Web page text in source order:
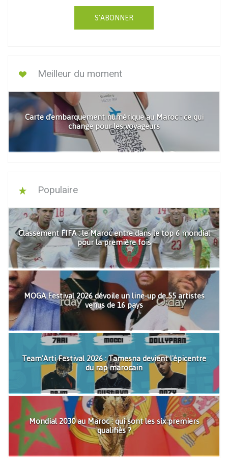
S'ABONNER
Meilleur du moment
Carte d'embarquement numérique au Maroc : ce qui
change pour les voyageurs
Populaire
Classement FIFA : le Maroc entre dans le top 6 mondial
pour la première fois
MOGA Festival 2026 dévoile un line-up de 55 artistes
venus de 16 pays
Team'Arti Festival 2026 : Tamesna devient l'épicentre
du rap marocain
Mondial 2030 au Maroc : qui sont les six premiers
qualifiés ?